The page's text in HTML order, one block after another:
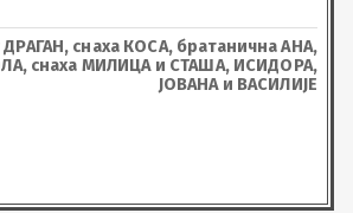
ДРАГАН, снаха КОСА, братанична АНА,
снаха МИЛИЦА и СТАША, ИСИДОРА,
ЈОВАНА и ВАСИЛИЈЕ